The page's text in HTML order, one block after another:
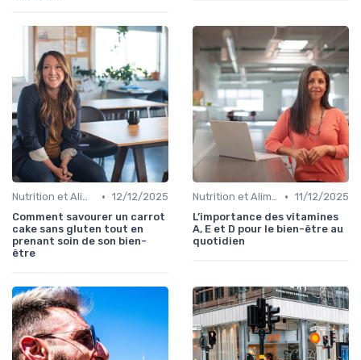
Nutrition et Alimentation Saine • 12/12/2025
Comment savourer un carrot
cake sans gluten tout en
prenant soin de son bien-
être
Nutrition et Alimentation Saine • 11/12/2025
L’importance des vitamines
A, E et D pour le bien-être au
quotidien